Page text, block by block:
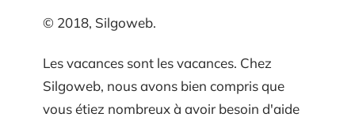
© 2018, Silgoweb.
Les vacances sont les vacances. Chez
Silgoweb, nous avons bien compris que
vous étiez nombreux à avoir besoin d'aide